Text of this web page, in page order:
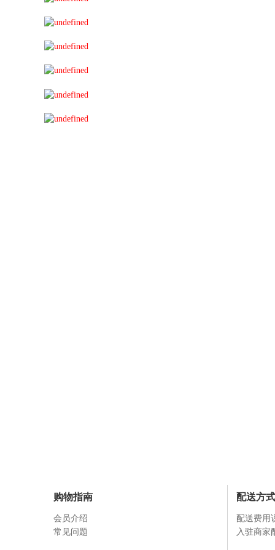
购物指南
会员介绍
常见问题
配送方
配送费用
入驻商家